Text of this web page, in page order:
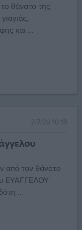
θάνατο της
και ...
2/7/26 10:18
από τον θάνατο
ΕΥΑΓΓΕΛΟΥ
...